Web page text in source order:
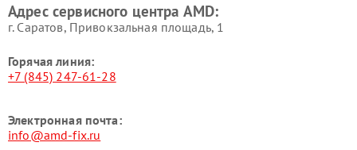
Адрес сервисного центра AMD:
г. Саратов, Привокзальная площадь, 1
Горячая линия:
+7 (845) 247-61-28
Электронная почта:
info@amd-fix.ru